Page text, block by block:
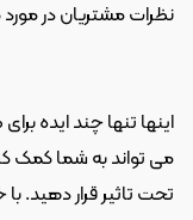
نظرات مشتریان در